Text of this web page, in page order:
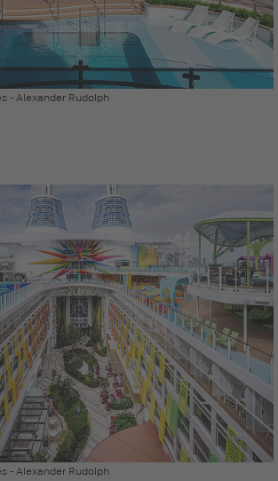
- Alexander Rudolph
- Alexander Rudolph